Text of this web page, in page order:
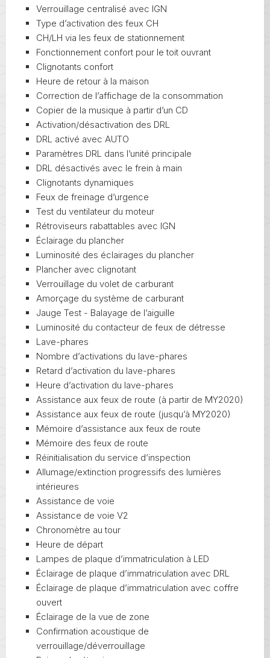
Verrouillage centralisé avec IGN
Type d’activation des feux CH
CH/LH via les feux de stationnement
Fonctionnement confort pour le toit ouvrant
Clignotants confort
Heure de retour à la maison
Correction de l’affichage de la consommation
Copier de la musique à partir d’un CD
Activation/désactivation des DRL
DRL activé avec AUTO
Paramètres DRL dans l’unité principale
DRL désactivés avec le frein à main
Clignotants dynamiques
Feux de freinage d’urgence
Test du ventilateur du moteur
Rétroviseurs rabattables avec IGN
Éclairage du plancher
Luminosité des éclairages du plancher
Plancher avec clignotant
Verrouillage du volet de carburant
Amorçage du système de carburant
Jauge Test - Balayage de l’aiguille
Luminosité du contacteur de feux de détresse
Lave-phares
Nombre d’activations du lave-phares
Retard d’activation du lave-phares
Heure d’activation du lave-phares
Assistance aux feux de route (à partir de MY2020)
Assistance aux feux de route (jusqu’à MY2020)
Mémoire d’assistance aux feux de route
Mémoire des feux de route
Réinitialisation du service d’inspection
Allumage/extinction progressifs des lumières
intérieures
Assistance de voie
Assistance de voie V2
Chronomètre au tour
Heure de départ
Lampes de plaque d’immatriculation à LED
Éclairage de plaque d’immatriculation avec DRL
Éclairage de plaque d’immatriculation avec coffre
ouvert
Éclairage de la vue de zone
Confirmation acoustique de
verrouillage/déverrouillage